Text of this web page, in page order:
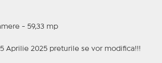
- 59,33 mp
Aprilie 2025 preturile se vor modifica!!!